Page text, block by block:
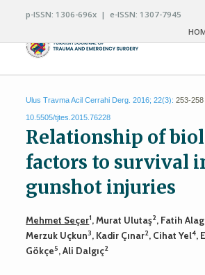
p-ISSN: 1306-696x | e-ISSN: 1307-7945
Ulus Travma Acil Cerrahi Derg. 2016; 22(3): 253-
10.5505/tjtes.2015.76228
Relationship of
factors to survival
gunshot injuries
Mehmet Seçer1, Murat Ulutaş2, Fatih
Merzuk Uçkun3, Kadir Çınar2, Cihat Yel4,
Gökçe5, Ali Dalgıç2